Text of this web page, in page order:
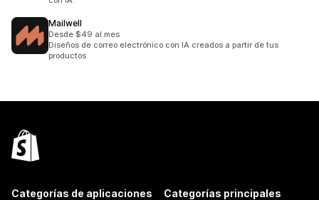
Mailwell
Desde $49 al mes
Diseños de correo electrónico con IA creados a partir de tus
productos
Categorías de aplicaciones Categorías principales